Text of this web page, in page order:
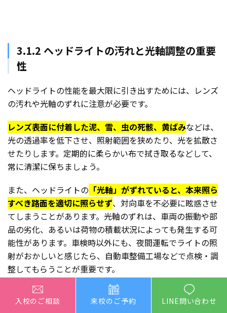
入校のご相談 来校のご予約 LINE問い合わせ
3.1.2 ヘッドライトの汚れと光軸調整の重要
性
ヘッドライトの性能を最大限に引き出すためには、レンズ
の汚れや光軸のずれに注意が必要です。
レンズ表面に付着した泥、雪、虫の死骸、黄ばみなどは、
光の透過率を低下させ、照射範囲を狭めたり、光を拡散さ
せたりします。定期的に柔らかい布で拭き取るなどして、
常に清潔に保ちましょう。
また、ヘッドライトの 「光軸」がずれていると、本来照ら
すべき路面を適切に照らせず、対向車を不必要に眩惑させ
てしまうことがあります。光軸のずれは、車両の振動や部
品の劣化、あるいは荷物の積載状況によっても発生する可
能性があります。車検時以外にも、夜間運転でライトの照
射がおかしいと感じたら、自動車整備工場などで点検・調
整してもらうことが重要です。
3.2 フォグランプや補助灯の活用